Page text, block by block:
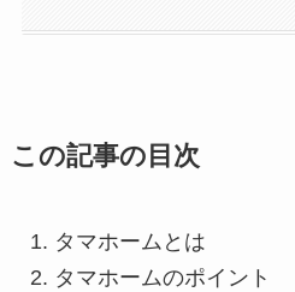
この記事の目次
タマホームとは
タマホームのポイント